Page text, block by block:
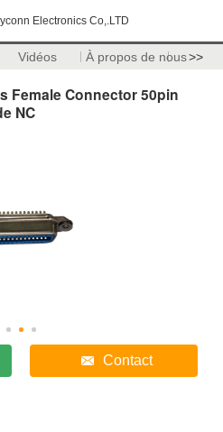
Electronics Co,.LTD
Vidéos À propos de nous>>
Female Connector 50pin
NC
Contact